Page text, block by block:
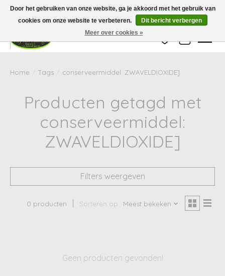
Wij zijn gesloten van 24 december tot en met 25 januari. Houd er rekening mee
dat de levertijd van uw bestelling in deze periode langer kan zijn dan
gebruikelijk.
Verlanglijst
Home Tags conserveermiddel: ZWAVELDIOXIDE]
Producten getagd met
conserveermiddel:
ZWAVELDIOXIDE]
Filters weergeven
0 producten Sorteren op Meest bekeken
Geen producten gevonden!
Door het gebruiken van onze website, ga je akkoord met het gebruik van
cookies om onze website te verbeteren.
Dit bericht verbergen
Meer over cookies »